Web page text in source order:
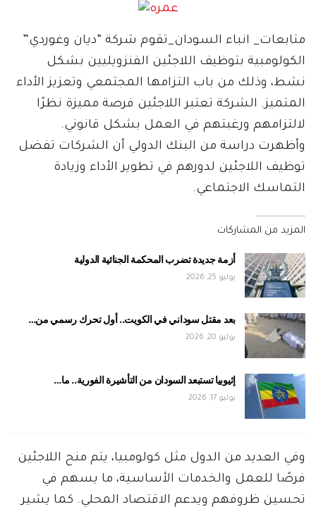
متابعات_ انباء السودان_تقوم شركة “ديان وغوردي”
الكولومبية بتوظيف اللاجئين الفنزويليين بشكل
نشط، وذلك من باب التزامها المجتمعي وتعزيز الأداء
المتميز. الشركة تعتبر اللاجئين فرصة مميزة نظرًا
لالتزامهم ورغبتهم في العمل بشكل قانوني.
وأظهرت دراسة من البنك الدولي أن الشركات تفضل
توظيف اللاجئين لدورهم في تطوير الأداء وزيادة
التماسك الاجتماعي.
المزيد من المشاركات
أزمة جديدة تضرب المحكمة الجنائية الدولية
يوليو 25, 2026
بعد مقتل سوداني في الكويت.. أول تحرك رسمي من…
يوليو 20, 2026
إثيوبيا تستبعد السودان من التأشيرة الفورية.. ما…
يوليو 17, 2026
وفي العديد من الدول مثل كولومبيا، يتم منح اللاجئين
فرصًا للعمل والخدمات الأساسية، ما يسهم في
تحسين ظروفهم ويدعم الاقتصاد المحلي. كما يشير